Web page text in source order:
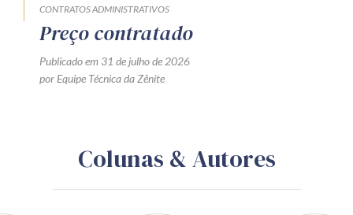
CONTRATOS ADMINISTRATIVOS
Preço contratado
Publicado em 31 de julho de 2026
por Equipe Técnica da Zênite
Colunas & Autores